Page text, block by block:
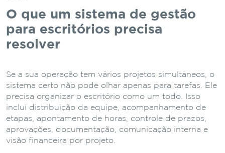
O que um sistema de gestão
para escritórios precisa
resolver
Se a sua operação tem vários projetos simultâneos, o
sistema certo não pode olhar apenas para tarefas. Ele
precisa organizar o escritório como um todo. Isso
inclui distribuição da equipe, acompanhamento de
etapas, apontamento de horas, controle de prazos,
aprovações, documentação, comunicação interna e
visão financeira por projeto.